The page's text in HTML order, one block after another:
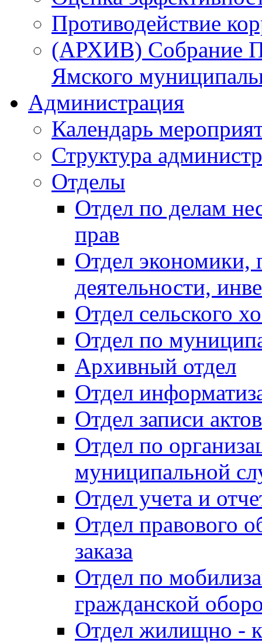
Противодействие
(АРХИВ) Собрание
Ямского
Администрация
Календарь
Структура
Отделы
Отдел по делам
прав
Отдел экономики,
деятельности,
Отдел сельского
Отдел по
Архивный отдел
Отдел
Отдел записи
Отдел по
муниципальной
Отдел учета и
Отдел правового
заказа
Отдел по
гражданской
Отдел жилищно -